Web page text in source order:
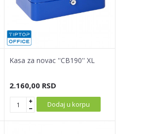
Kasa za novac ''CB190'' XL
2.160,00 RSD
Dodaj u korpu